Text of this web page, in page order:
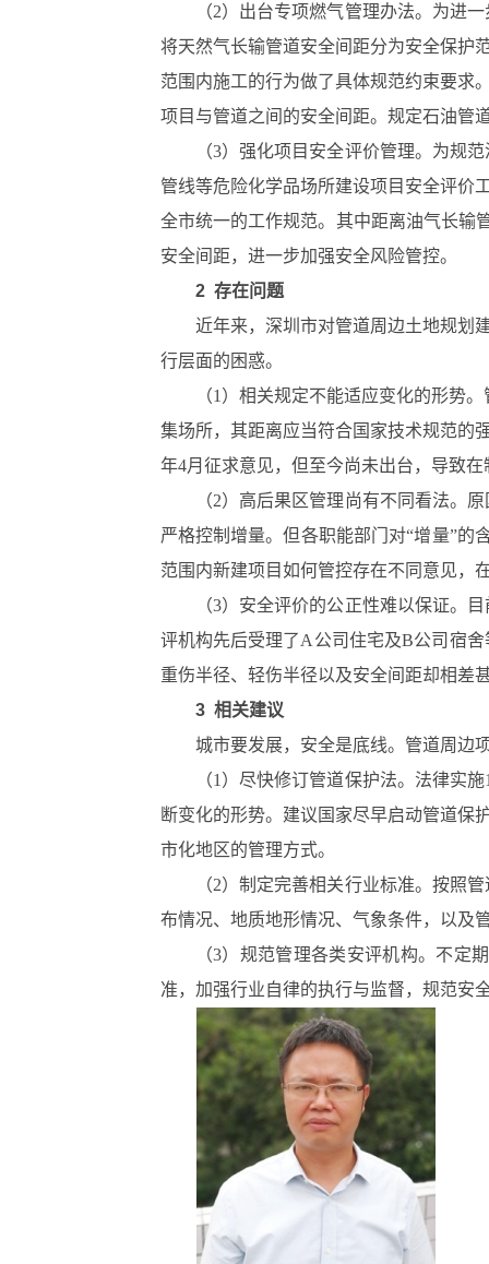
（2）出台专项燃气管理办法。为进
将天然气长输管道安全间距分为安全保护
范围内施工的行为做了具体规范约束要求
项目与管道之间的安全间距。规定石油管
（3）强化项目安全评价管理。为规
管线等危险化学品场所建设项目安全评价
全市统一的工作规范。其中距离油气长输
安全间距，进一步加强安全风险管控。
2 存在问题
近年来，深圳市对管道周边土地规划
行层面的困惑。
（1）相关规定不能适应变化的形势
集场所，其距离应当符合国家技术规范的
年4月征求意见，但至今尚未出台，导致
（2）高后果区管理尚有不同看法。
严格控制增量。但各职能部门对“增量”的
范围内新建项目如何管控存在不同意见，
（3）安全评价的公正性难以保证。
评机构先后受理了A公司住宅及B公司宿
重伤半径、轻伤半径以及安全间距却相差
3 相关建议
城市要发展，安全是底线。管道周边
（1）尽快修订管道保护法。法律实
断变化的形势。建议国家尽早启动管道保
市化地区的管理方式。
（2）制定完善相关行业标准。按照
布情况、地质地形情况、气象条件，以及
（3）规范管理各类安评机构。不定
准，加强行业自律的执行与监督，规范安